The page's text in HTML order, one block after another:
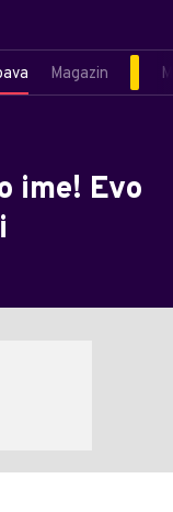
Magazin
ime! Evo